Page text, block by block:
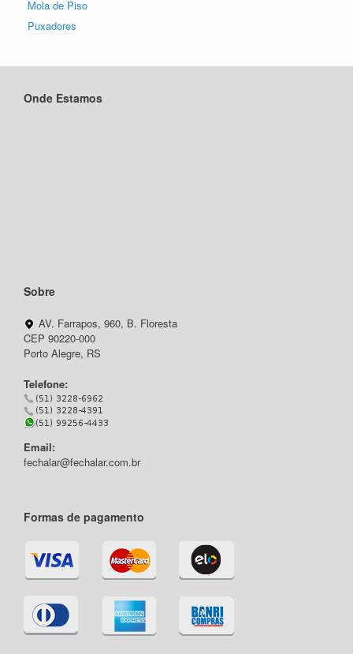
Mola de Piso
Puxadores
Onde Estamos
Sobre
AV. Farrapos, 960, B. Floresta
CEP 90220-000
Porto Alegre, RS
Telefone:
Email:
fechalar@fechalar.com.br
Formas de pagamento